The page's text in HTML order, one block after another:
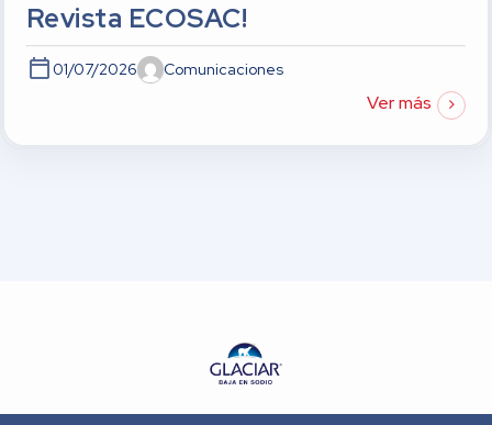
Revista ECOSAC!
01/07/2026 Comunicaciones
Ver más